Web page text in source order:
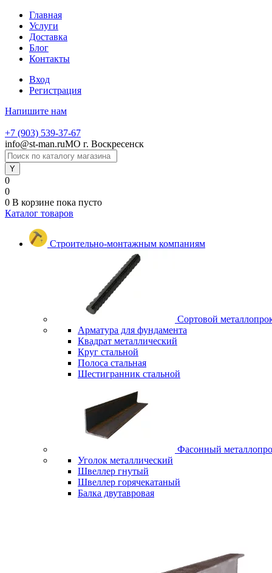
Главная
Услуги
Доставка
Блог
Контакты
Вход
Регистрация
Напишите нам
+7 (903) 539-37-67
info@st-man.ruМО г. Воскресенск
0
0
0 В корзине пока пусто
Каталог товаров
Строительно-монтажным компаниям
Сортовой
Арматура для фундамента
Квадрат металлический
Круг стальной
Полоса стальная
Шестигранник стальной
Фасонный
Уголок металлический
Швеллер гнутый
Швеллер горячекатаный
Балка двутавровая